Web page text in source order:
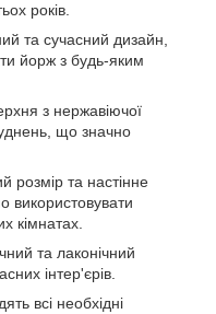
років.
та сучасний дизайн,
йорж з будь-яким
з нержавіючої
що значно
розмір та настінне
використовувати
кімнатах.
та лаконічний
інтер'єрів.
всі необхідні